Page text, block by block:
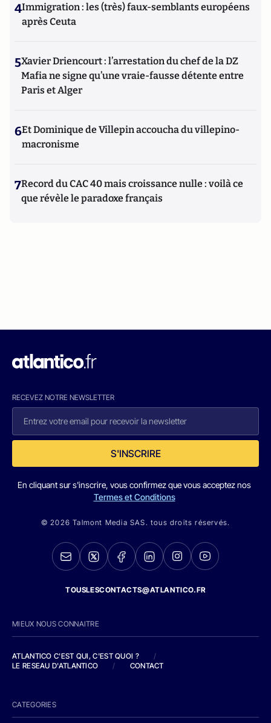
4Immigration : les (très) faux-semblants européens
après Ceuta
5Xavier Driencourt : l’arrestation du chef de la DZ
Mafia ne signe qu’une vraie-fausse détente entre
Paris et Alger
6Et Dominique de Villepin accoucha du villepino-
macronisme
7Record du CAC 40 mais croissance nulle : voilà ce
que révèle le paradoxe français
RECEVEZ NOTRE NEWSLETTER
S'INSCRIRE
En cliquant sur s'inscrire, vous confirmez que vous acceptez nos
Termes et Conditions
© 2026 Talmont Media SAS. tous droits réservés.
TOUSLESCONTACTS@ATLANTICO.FR
MIEUX NOUS CONNAITRE
ATLANTICO C'EST QUI, C'EST QUOI ?
/
LE RESEAU D'ATLANTICO
/ CONTACT
CATEGORIES